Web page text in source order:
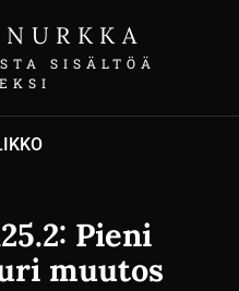
SISÄLTÖÄ
Pieni
muutos